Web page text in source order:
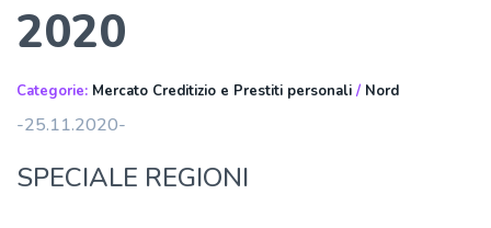
2020
Categorie: Mercato Creditizio e Prestiti personali / Nord
-25.11.2020-
SPECIALE REGIONI